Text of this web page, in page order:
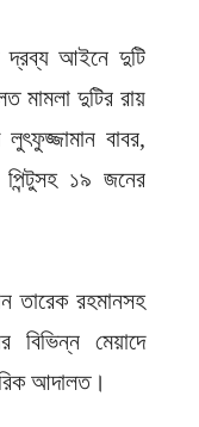
দ্রব্য আইনে দুটি
মামলা দুটির রায়
লুৎফুজ্জামান বাবর,
পিন্টুসহ ১৯ জনের
তারেক রহমানসহ
মেয়াদে
আদালত।